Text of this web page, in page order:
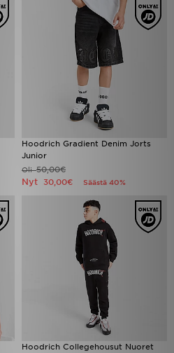
Hoodrich Gradient Denim Jorts
Junior
Oli50,00€
Nyt 30,00€ Säästä 40%
Hoodrich Collegehousut Nuoret